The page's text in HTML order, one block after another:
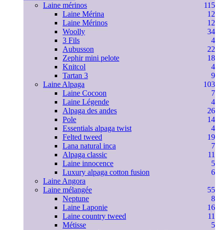
Laine mérinos
115
Laine Mérina
12
Laine Mérinos
12
Woolly
34
3 Fils
4
Aubusson
22
Zephir mini pelote
18
Knitcol
4
Tartan 3
9
Laine Alpaga
103
Laine Cocoon
7
Laine Légende
4
Alpaga des andes
26
Pole
14
Essentials alpaga twist
4
Felted tweed
19
Lana natural inca
7
Alpaga classic
11
Laine innocence
5
Luxury alpaga cotton fusion
6
Laine Angora
Laine mélangée
55
Neptune
8
Laine Laponie
16
Laine country tweed
11
Métisse
5